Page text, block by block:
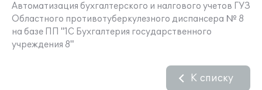
Автоматизация бухгалтерского и налгового учетов ГУЗ
Областного противотуберкулезного диспансера № 8
на базе ПП "1С Бухгалтерия государственного
учреждения 8"
К списку